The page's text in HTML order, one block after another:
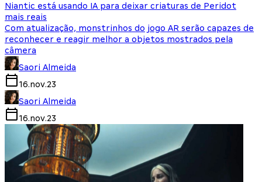
Niantic está usando IA para deixar criaturas de Peridot
mais reais
Com atualização, monstrinhos do jogo AR serão capazes de
reconhecer e reagir melhor a objetos mostrados pela
câmera
Saori Almeida
16.nov.23
Saori Almeida
16.nov.23